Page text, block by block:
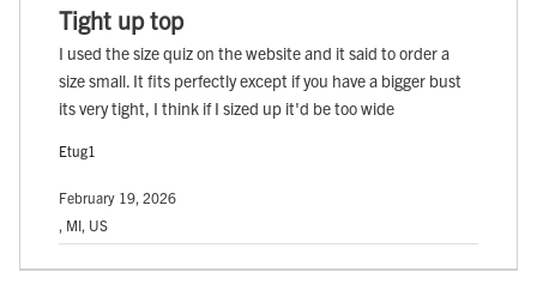
Tight up top
I used the size quiz on the website and it said to order a
size small. It fits perfectly except if you have a bigger bust
its very tight, I think if I sized up it'd be too wide
Etug1
February 19, 2026
, MI, US